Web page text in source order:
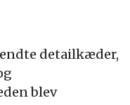
detailkæder,
blev